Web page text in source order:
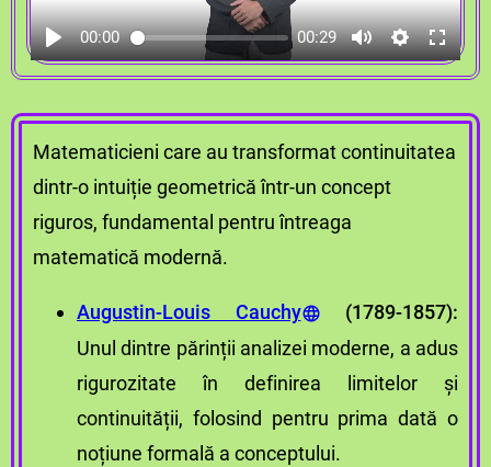
00:00 00:29
Matematicieni care au transformat continuitatea
dintr-o intuiție geometrică într-un concept
riguros, fundamental pentru întreaga
matematică modernă.
Augustin-Louis Cauchy
(1789-1857):
Unul dintre părinții analizei moderne, a adus
rigurozitate în definirea limitelor și
continuității, folosind pentru prima dată o
noțiune formală a conceptului.